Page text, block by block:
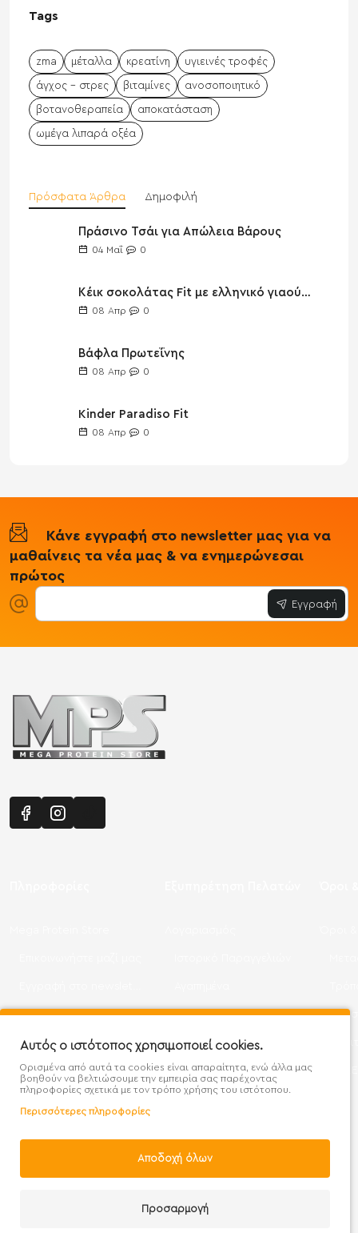
Tags
zma μέταλλα κρεατίνη υγιεινές τροφές
άγχος - στρες βιταμίνες ανοσοποιητικό
βοτανοθεραπεία αποκατάσταση
ωμέγα λιπαρά οξέα
Πρόσφατα Άρθρα Δημοφιλή
Πράσινο Τσάι για Απώλεια Βάρους
04 Μαΐ 0
Κέικ σοκολάτας Fit με ελληνικό γιαούρτι
08 Απρ 0
Βάφλα Πρωτεΐνης
08 Απρ 0
Kinder Paradiso Fit
08 Απρ 0
Κάνε εγγραφή στο newsletter μας για να
μαθαίνεις τα νέα μας & να ενημερώνεσαι
πρώτος
Εγγραφή
Χάρτης Ιστότοπου
Προσφορές - Clearence
Σύγκριση
GDPR
Χονδρική
Αυτός ο ιστότοπος χρησιμοποιεί cookies.
Ορισμένα από αυτά τα cookies είναι απαραίτητα, ενώ άλλα μας
βοηθούν να βελτιώσουμε την εμπειρία σας παρέχοντας
πληροφορίες σχετικά με τον τρόπο χρήσης του ιστότοπου.
Περισσότερες πληροφορίες
Αποδοχή όλων
Προσαρμογή